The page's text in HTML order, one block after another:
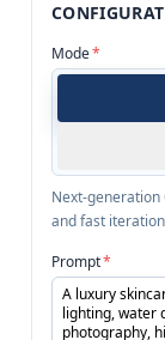
Mode*
Next-generation
and fast iteration
Prompt*